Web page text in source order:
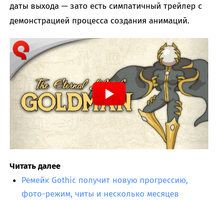
даты выхода — зато есть симпатичный трейлер с
демонстрацией процесса создания анимаций.
Читать далее
Ремейк Gothic получит новую прогрессию,
фото-режим, читы и несколько месяцев